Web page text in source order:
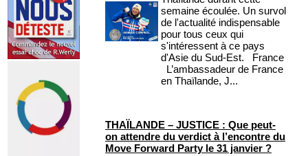
semaine écoulée. Un survol
de l'actualité indispensable
pour tous ceux qui
s'intéressent à ce pays
d'Asie du Sud-Est. France
L’ambassadeur de France
en Thaïlande, J...
THAÏLANDE – JUSTICE : Que peut-
on attendre du verdict à l’encontre du
Move Forward Party le 31 janvier ?